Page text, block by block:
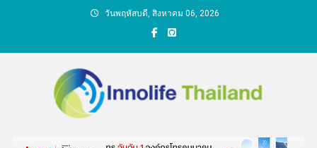
วันพฤหัสบดี, สิงหาคม 06, 2026
คนกับความคิด ชีวิตกับ